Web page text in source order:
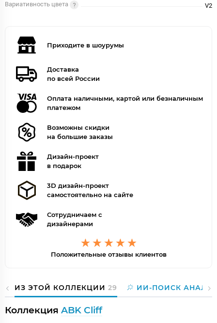
Вариативность цвета
V2
Приходите в шоурумы
Доставка
по всей России
Оплата наличными, картой или безналичным
платежом
Возможны скидки
на большие заказы
Дизайн-проект
в подарок
3D дизайн-проект
самостоятельно на сайте
Сотрудничаем с
дизайнерами
Положительные отзывы клиентов
ИЗ ЭТОЙ КОЛЛЕКЦИИ 29 ИИ-ПОИСК
Коллекция ABK Cliff